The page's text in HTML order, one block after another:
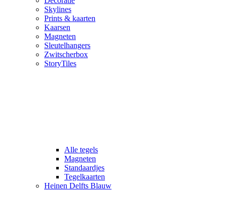
Skylines
Prints & kaarten
Kaarsen
Magneten
Sleutelhangers
Zwitscherbox
StoryTiles
Alle tegels
Magneten
Standaardjes
Tegelkaarten
Heinen Delfts Blauw